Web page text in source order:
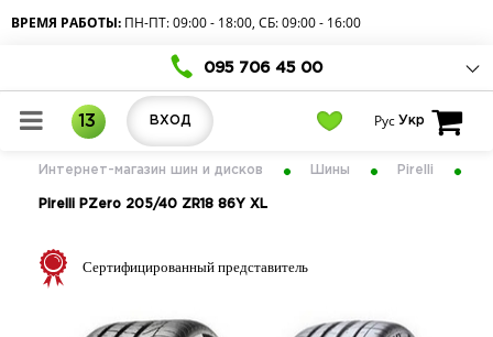
ВРЕМЯ РАБОТЫ: ПН-ПТ: 09:00 - 18:00, СБ: 09:00 - 16:00
095 706 45 00
13 ВХОД Рус Укр
Интернет-магазин шин и дисков Шины Pirelli
Pirelli PZero 205/40 ZR18 86Y XL
Сертифицированный представитель